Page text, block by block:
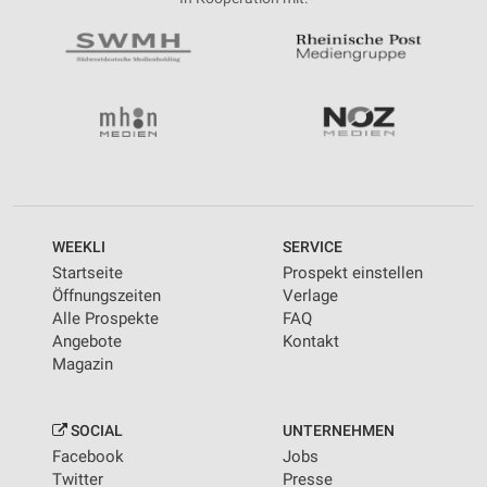
WEEKLI
Startseite
Öffnungszeiten
Alle Prospekte
Angebote
Magazin
SERVICE
Prospekt einstellen
Verlage
FAQ
Kontakt
SOCIAL
Facebook
Twitter
UNTERNEHMEN
Jobs
Presse